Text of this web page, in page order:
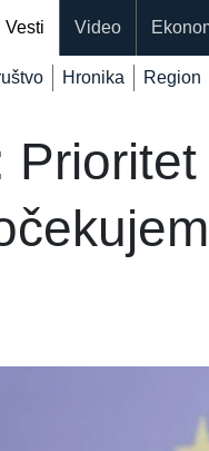
Vesti Video
Hronika Region